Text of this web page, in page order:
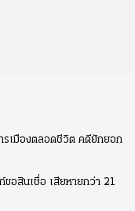
รเมืองตลอดชีวิต คดียักยอก
อสินเชื่อ เสียหายกว่า 21